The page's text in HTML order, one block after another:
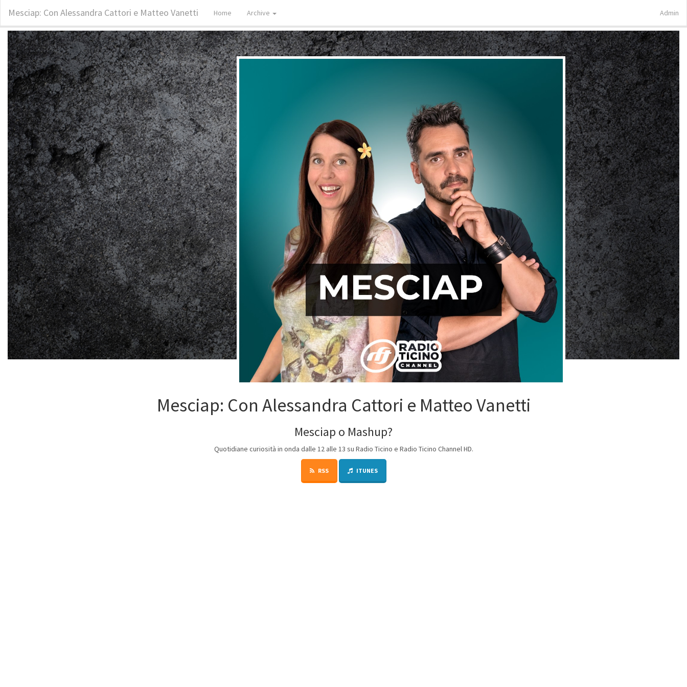
Mesciap: Con Alessandra Cattori e Matteo Vanetti Home Archive Admin
Mesciap: Con Alessandra Cattori e Matteo Vanetti
Mesciap o Mashup?
Quotidiane curiosità in onda dalle 12 alle 13 su Radio Ticino e Radio Ticino Channel HD.
RSS ITUNES